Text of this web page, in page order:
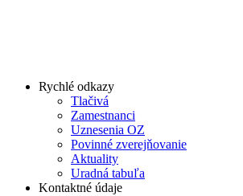
Rychlé odkazy
Tlačivá
Zamestnanci
Uznesenia OZ
Povinné zverejňovanie
Aktuality
Uradná tabuľa
Kontaktné údaje